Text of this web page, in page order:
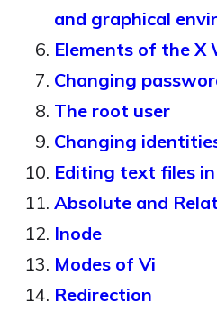
and graphical
Elements of the X
Changing
The root user
Changing
Editing text files
Absolute and
Inode
Modes of Vi
Redirection